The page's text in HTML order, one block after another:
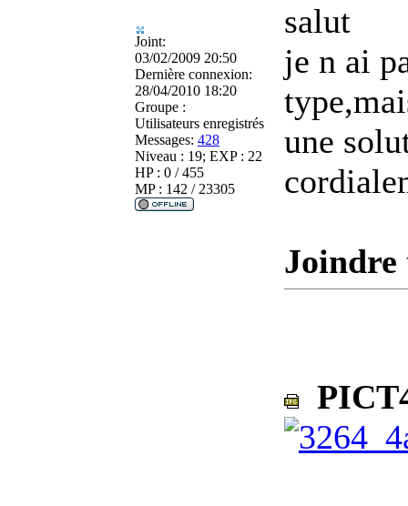
Joint:
03/02/2009 20:50
Dernière connexion:
28/04/2010 18:20
Groupe :
Utilisateurs enregistrés
Messages: 428
Niveau : 19; EXP : 22
HP : 0 / 455
MP : 142 / 23305
salut
je n ai
une